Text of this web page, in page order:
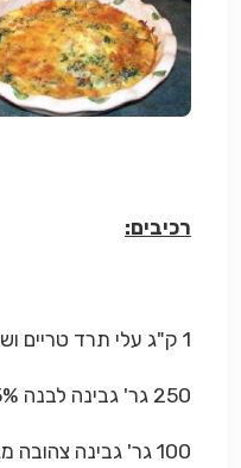
רכיבים:
1 ק"ג עלי תרד טריים ושטופים
250 גר' גבינה לבנה 5%
100 גר' גבינה צהובה מגוררת